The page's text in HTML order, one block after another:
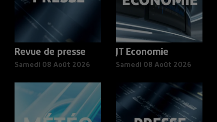
Revue de presse
Samedi 08 Août 2026
JT Economie
Samedi 08 Août 2026